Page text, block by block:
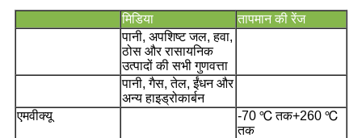
मिडिया
तापमान की रेंज
पानी, अपशिष्ट जल, हवा,
ठोस और रासायनिक
उत्पादों की सभी गुणवत्ता
पानी, गैस, तेल, ईंधन और
अन्य हाइड्रोकार्बन
एमवीक्यू
-70 ℃ तक+260 ℃
तक